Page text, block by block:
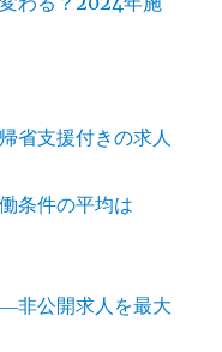
省支援付きの求人
条件の平均は
非公開求人を最大